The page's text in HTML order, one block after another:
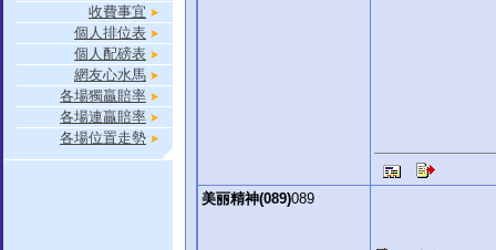
收費事宜
個人排位表
個人配磅表
網友心水馬
各場獨贏賠率
各場連贏賠率
各場位置走勢
美丽精神(089)089